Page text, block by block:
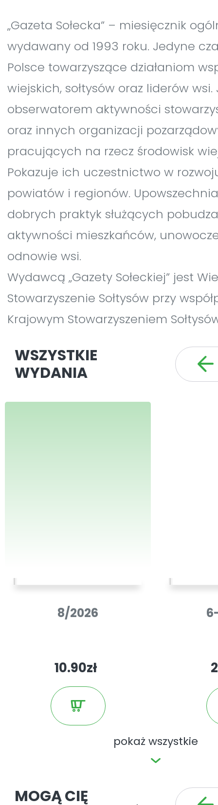
„Gazeta Sołecka” – miesięcznik
wydawany od 1993 roku. Jedyne
Polsce towarzyszące działaniom
wiejskich, sołtysów oraz liderów wsi.
obserwatorem aktywności
oraz innych organizacji
pracujących na rzecz środowisk
Pokazuje ich uczestnictwo w
powiatów i regionów.
dobrych praktyk służących
aktywności mieszkańców,
odnowie wsi.
Wydawcą „Gazety Sołeckiej” jest
Stowarzyszenie Sołtysów przy
Krajowym Stowarzyszeniem
WSZYSTKIE
WYDANIA
pokaż wszystkie
8/2026
10.90zł
MOGĄ CIĘ